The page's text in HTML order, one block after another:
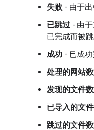
失败 - 由于
已跳过 - 由
已完成而被
成功 - 已成
处理的网站数
发现的文件数
已导入的文
跳过的文件数